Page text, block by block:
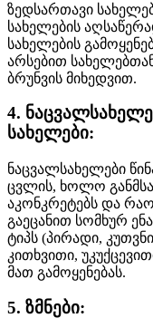
ზედსართავი
სახელების
სახელების
არსებით სახელებთან
ბრუნვის მიხედვით.
4.
სახელები:
ნაცვალსახელები
ცვლის, ხოლო
აკონკრეტებს და
გაეცანით სომხურ
ტიპს (პირადი,
კითხვითი,
მათ გამოყენებას.
5. ზმნები: